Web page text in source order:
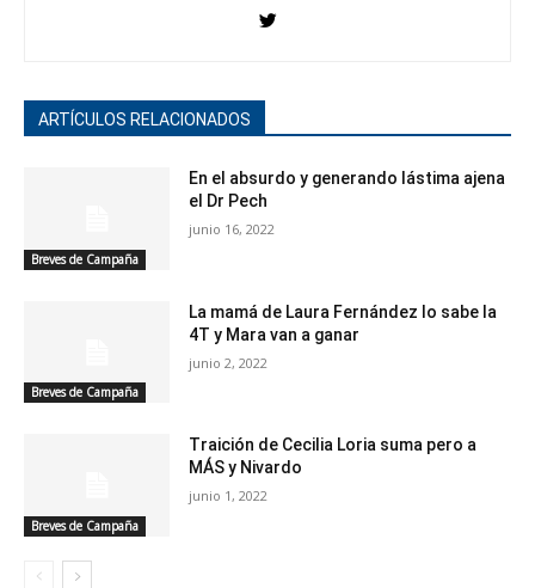
ARTÍCULOS RELACIONADOS
Breves de Campaña
En el absurdo y generando lástima ajena
el Dr Pech
junio 16, 2022
Breves de Campaña
La mamá de Laura Fernández lo sabe la
4T y Mara van a ganar
junio 2, 2022
Breves de Campaña
Traición de Cecilia Loria suma pero a
MÁS y Nivardo
junio 1, 2022